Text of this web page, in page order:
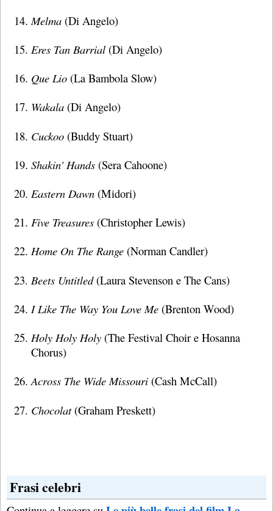
Melma (Di Angelo)
Eres Tan Barrial (Di Angelo)
Que Lio (La Bambola Slow)
Wakala (Di Angelo)
Cuckoo (Buddy Stuart)
Shakin' Hands (Sera Cahoone)
Eastern Dawn (Midori)
Five Treasures (Christopher Lewis)
Home On The Range (Norman Candler)
Beets Untitled(Laura Stevenson e The Cans)
I Like The Way You Love Me (Brenton Wood)
Holy Holy Holy (The Festival Choir e Hosanna
Chorus)
Across The Wide Missouri (Cash McCall)
Chocolat(Graham Preskett)
Frasi celebri